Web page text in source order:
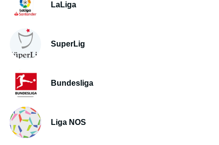
LaLiga
SuperLig
Bundesliga
Liga NOS